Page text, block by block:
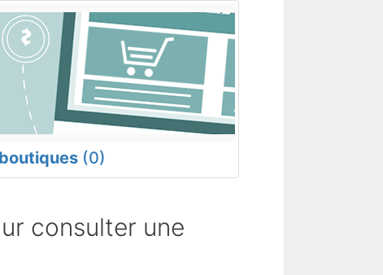
boutiques (0)
consulter une